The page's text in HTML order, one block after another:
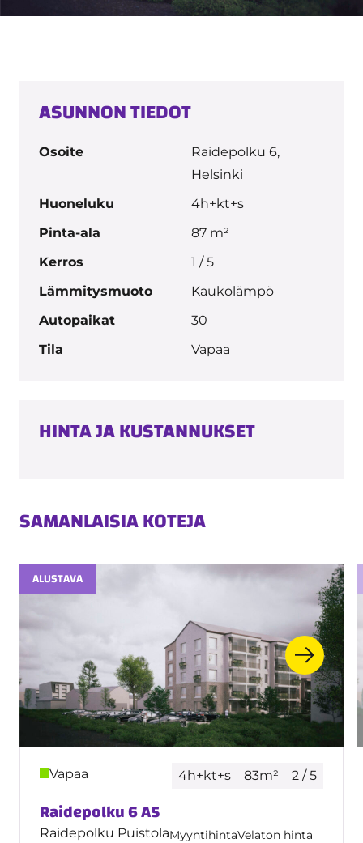
ASUNNON TIEDOT
Osoite
Raidepolku 6,
Helsinki
Huoneluku
4h+kt+s
Pinta-ala
87 m²
Kerros
1 / 5
Lämmitysmuoto
Kaukolämpö
Autopaikat
30
Tila
Vapaa
HINTA JA KUSTANNUKSET
SAMANLAISIA KOTEJA
ALUSTAVA
Vapaa 4h+kt+s 83m² 2 / 5
Raidepolku 6 A5
Raidepolku PuistolaMyyntihintaVelaton hinta